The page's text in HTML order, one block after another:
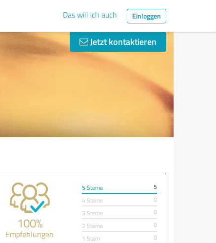
Das will ich auch Einloggen
Jetzt kontaktieren
100%
Empfehlungen
5 Sterne
5
4 Sterne
0
3 Sterne
0
2 Sterne
0
1 Stern
0